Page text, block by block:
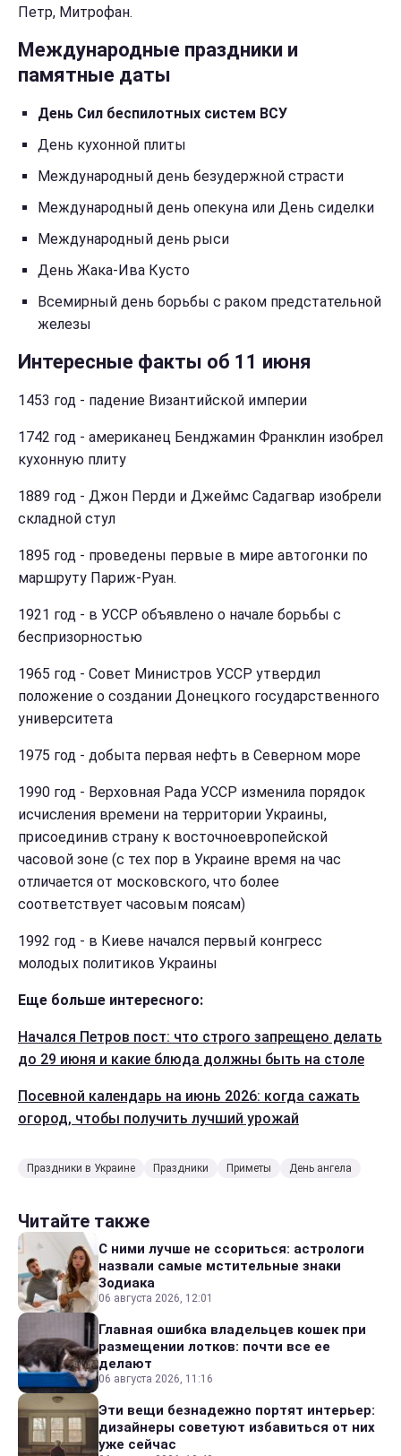
Петр, Митрофан.
Международные праздники и
памятные даты
День Сил беспилотных систем ВСУ
День кухонной плиты
Международный день безудержной страсти
Международный день опекуна или День сиделки
Международный день рыси
День Жака-Ива Кусто
Всемирный день борьбы с раком предстательной
железы
Интересные факты об 11 июня
1453 год - падение Византийской империи
1742 год - американец Бенджамин Франклин изобрел
кухонную плиту
1889 год - Джон Перди и Джеймс Садагвар изобрели
складной стул
1895 год - проведены первые в мире автогонки по
маршруту Париж-Руан.
1921 год - в УССР объявлено о начале борьбы с
беспризорностью
1965 год - Совет Министров УССР утвердил
положение о создании Донецкого государственного
университета
1975 год - добыта первая нефть в Северном море
1990 год - Верховная Рада УССР изменила порядок
исчисления времени на территории Украины,
присоединив страну к восточноевропейской
часовой зоне (с тех пор в Украине время на час
отличается от московского, что более
соответствует часовым поясам)
1992 год - в Киеве начался первый конгресс
молодых политиков Украины
Еще больше интересного:
Начался Петров пост: что строго запрещено делать
до 29 июня и какие блюда должны быть на столе
Посевной календарь на июнь 2026: когда сажать
огород, чтобы получить лучший урожай
Праздники в Украине Праздники Приметы День ангела
Читайте также
С ними лучше не ссориться: астрологи
назвали самые мстительные знаки
Зодиака
06 августа 2026, 12:01
Главная ошибка владельцев кошек при
размещении лотков: почти все ее
делают
06 августа 2026, 11:16
Эти вещи безнадежно портят интерьер:
дизайнеры советуют избавиться от них
уже сейчас